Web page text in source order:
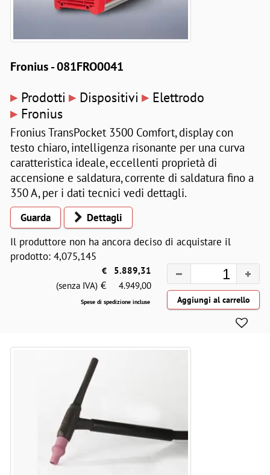
Fronius - 081FRO0041
▸ Prodotti ▸ Dispositivi ▸ Elettrodo
▸ Fronius
Fronius TransPocket 3500 Comfort, display con
testo chiaro, intelligenza risonante per una curva
caratteristica ideale, eccellenti proprietà di
accensione e saldatura, corrente di saldatura fino a
350 A, per i dati tecnici vedi dettagli.
Guarda
Dettagli
Il produttore non ha ancora deciso di acquistare il
prodotto: 4,075,145
€
5.889,31
(senza IVA) € 4.949,00
Spese di spedizione incluse